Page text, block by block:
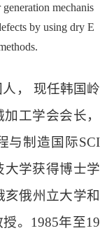
mechanis
by using dry E
， 现任韩国岭
工学会会长，
与制造国际SCI
大学获得博士学
亥俄州立大学和
。 1985年至19